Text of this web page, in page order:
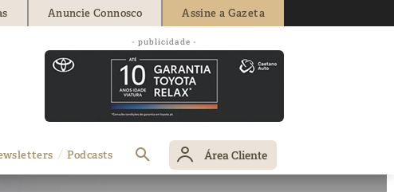
Anuncie Connosco Assine a Gazeta
- publicidade -
Podcasts Área Cliente